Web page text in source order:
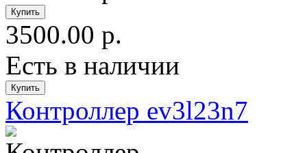
3500.00 р.
Есть в наличии
Контроллер ev3l23n7